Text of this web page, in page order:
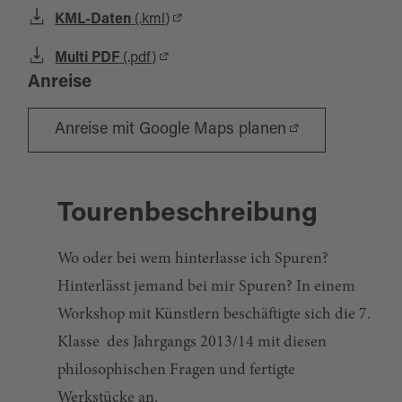
KML-Daten (.kml)
Multi PDF (.pdf)
Anreise
Anreise mit Google Maps planen
Tourenbeschreibung
Wo oder bei wem hinterlasse ich Spuren?
Hinterlässt jemand bei mir Spuren? In einem
Workshop mit Künstlern beschäftigte sich die 7.
Klasse des Jahrgangs 2013/14 mit diesen
philosophischen Fragen und fertigte
Werkstücke an.